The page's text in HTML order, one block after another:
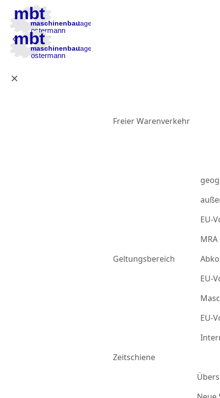
Zur Hauptnavigation
Zum Inhalt
Zur Fußzeile
Freier Warenverkehr
Geltungsbereich
EU-
EU-
EU-
Zeitschiene